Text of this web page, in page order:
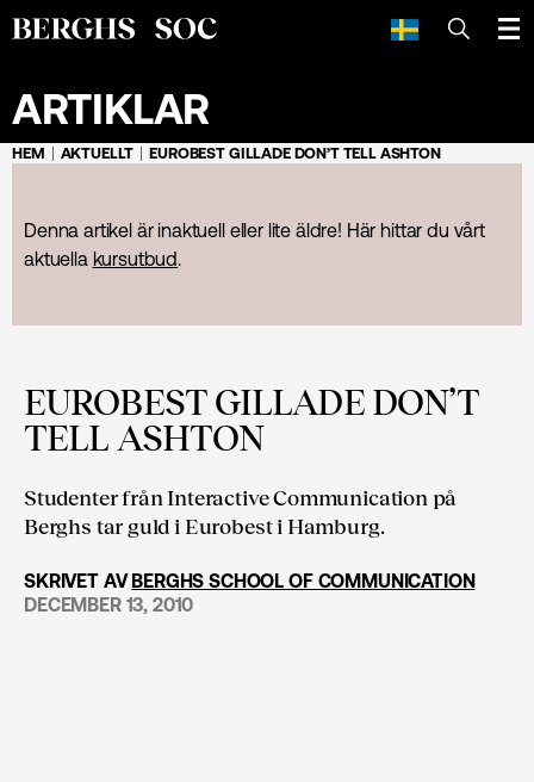
SÖK
ARTIKLAR
HEM AKTUELLT EUROBEST GILLADE DON’T TELL ASHTON
Denna artikel är inaktuell eller lite äldre! Här hittar du vårt
aktuella kursutbud.
EUROBEST GILLADE DON’T
TELL ASHTON
Studenter från Interactive Communication på
Berghs tar guld i Eurobest i Hamburg.
SKRIVET AVBERGHS SCHOOL OF COMMUNICATION
DECEMBER 13, 2010